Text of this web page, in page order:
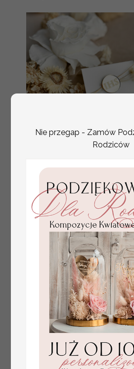
dekoracja stołu na komunii,
Nie przegap - Zamów
Rodziców